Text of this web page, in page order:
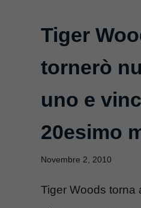
Tiger
tornerò
uno e
20esimo
Novembre 2, 2010
Tiger Woods torna